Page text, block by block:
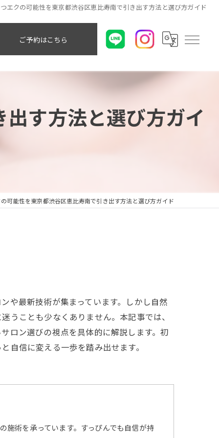
エクの可能性を東京都渋谷区恵比寿南で引き出す方法と選び方ガイド
ご予約はこちら
す方法と選び方ガイ
可能性を東京都渋谷区恵比寿南で引き出す方法と選び方ガイド
や最新技術が集まっています。しかし自然
うことも少なくありません。本記事では、
ロン選びの視点を具体的に解説します。初
自信に変える一歩を踏み出せます。
施術を承っています。すっぴんでも自信が持